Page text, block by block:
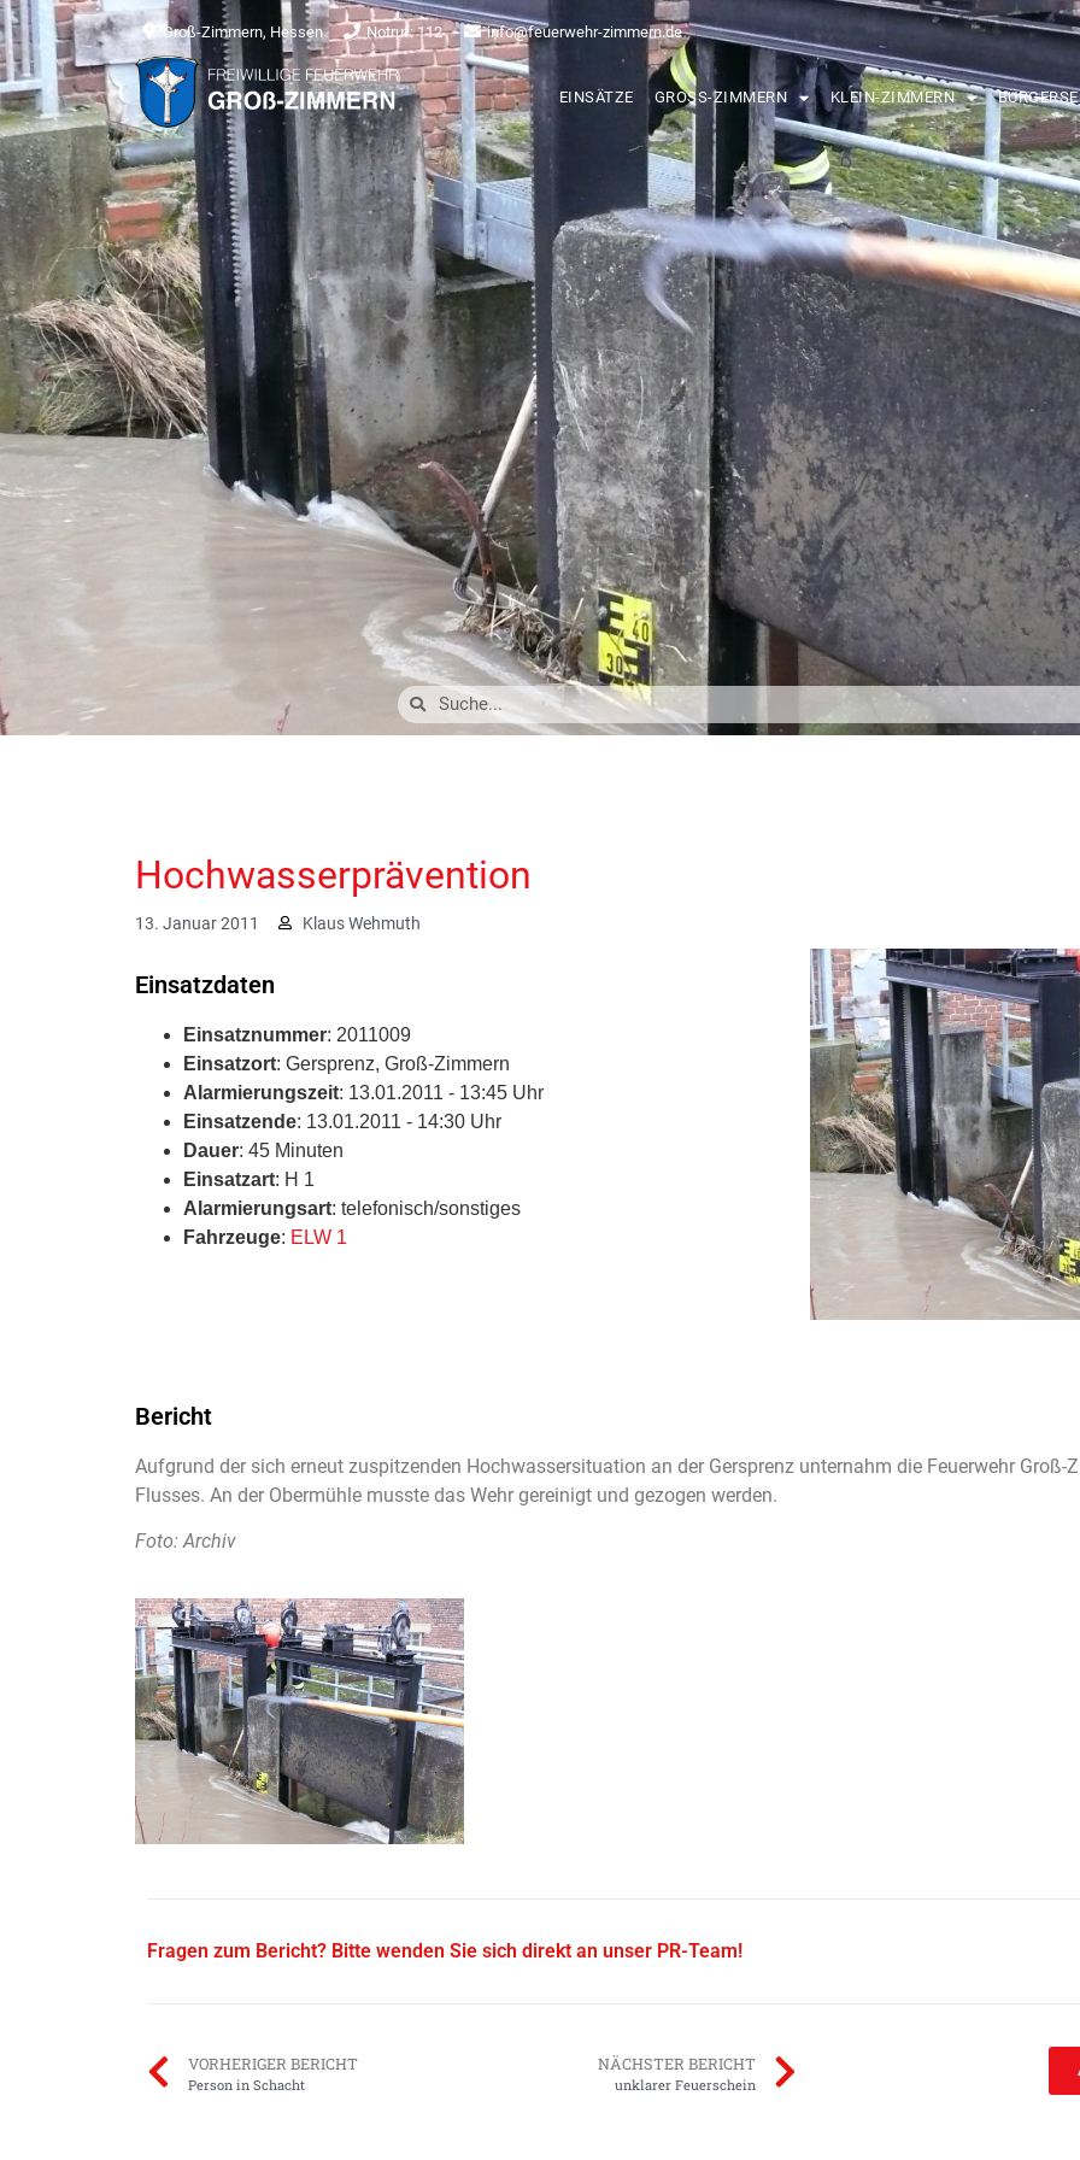
Groß-Zimmern, Hessen Notruf: 112 info@feuerwehr-zimmern.de
EINSÄTZE GROSS-ZIMMERN KLEIN-ZIMMERN
Hochwasserprävention
13. Januar 2011 Klaus Wehmuth
Einsatzdaten
Einsatznummer: 2011009
Einsatzort: Gersprenz, Groß-Zimmern
Alarmierungszeit: 13.01.2011 - 13:45 Uhr
Einsatzende: 13.01.2011 - 14:30 Uhr
Dauer: 45 Minuten
Einsatzart: H 1
Alarmierungsart: telefonisch/sonstiges
Fahrzeuge: ELW 1
Bericht
Aufgrund der sich erneut zuspitzenden Hochwassersituation an der Gersprenz unternahm die Feuerwehr
Flusses. An der Obermühle musste das Wehr gereinigt und gezogen werden.
Foto: Archiv
Fragen zum Bericht? Bitte wenden Sie sich direkt an unser PR-Team!
VORHERIGER BERICHT
Person in Schacht
NÄCHSTER BERICHT
unklarer Feuerschein